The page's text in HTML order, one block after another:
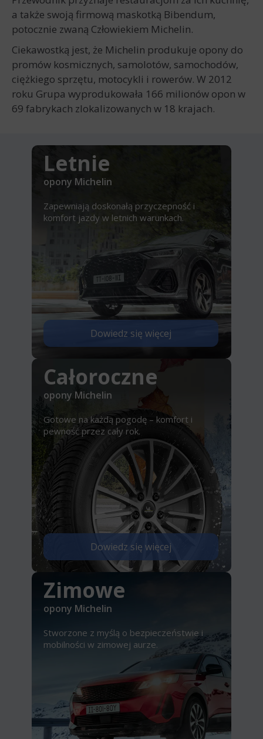
a także swoją firmową maskotką Bibendum,
potocznie zwaną Człowiekiem Michelin.
Ciekawostką jest, że Michelin produkuje opony do
promów kosmicznych, samolotów, samochodów,
ciężkiego sprzętu, motocykli i rowerów. W 2012
roku Grupa wyprodukowała 166 milionów opon w
69 fabrykach zlokalizowanych w 18 krajach.
Letnie
opony Michelin
Zapewniają doskonałą przyczepność i
komfort jazdy w letnich warunkach.
Dowiedz się więcej
Całoroczne
opony Michelin
Gotowe na każdą pogodę – komfort i
pewność przez cały rok.
Dowiedz się więcej
Zimowe
opony Michelin
Stworzone z myślą o bezpieczeństwie i
mobilności w zimowej aurze.